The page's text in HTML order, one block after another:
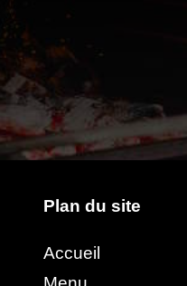
Plan du site
Accueil